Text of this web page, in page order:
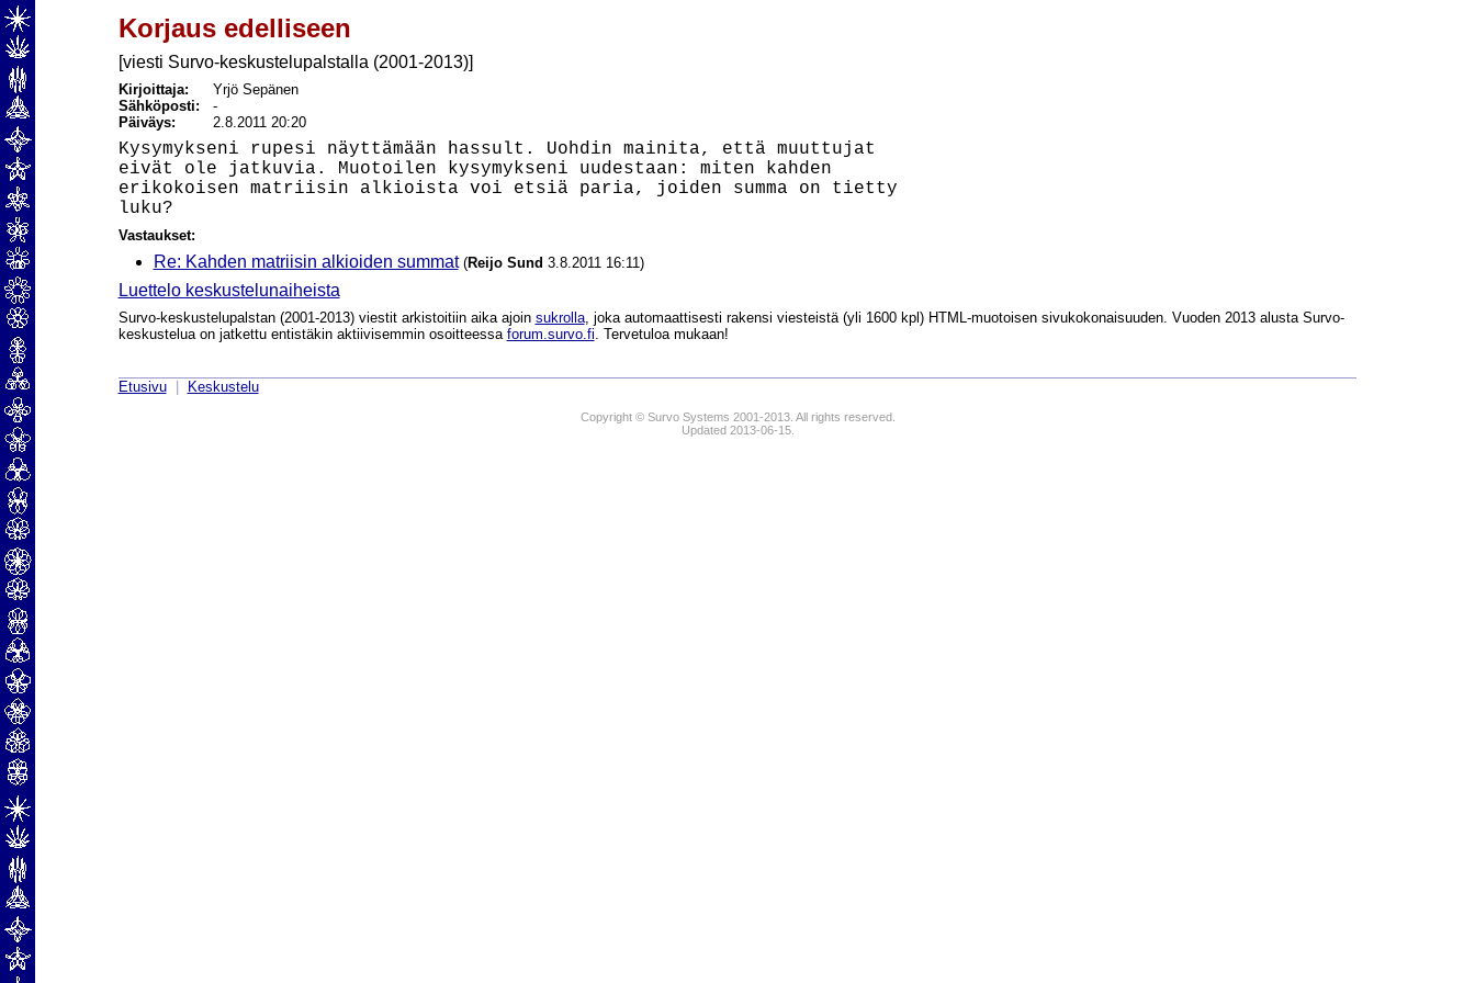
Korjaus edelliseen
[viesti Survo-keskustelupalstalla (2001-2013)]
Kirjoittaja:
Yrjö Sepänen
Sähköposti: -
Päiväys:
2.8.2011 20:20
Kysymykseni rupesi näyttämään hassult. Uohdin mainita, että muuttujat
eivät ole jatkuvia. Muotoilen kysymykseni uudestaan: miten kahden
erikokoisen matriisin alkioista voi etsiä paria, joiden summa on tietty
Vastaukset:
Re: Kahden matriisin alkioiden summat (Reijo Sund 3.8.2011 16:11)
Luettelo keskustelunaiheista
Survo-keskustelupalstan (2001-2013) viestit arkistoitiin aika ajoin sukrolla, joka automaattisesti rakensi viesteistä (yli 1600 kpl) HTML-muotoisen sivukokonaisuuden. Vuoden 2013 alusta Survo-
keskustelua on jatkettu entistäkin aktiivisemmin osoitteessa forum.survo.fi. Tervetuloa mukaan!
Etusivu| Keskustelu
Copyright © Survo Systems 2001-2013. All rights reserved.
Updated 2013-06-15.